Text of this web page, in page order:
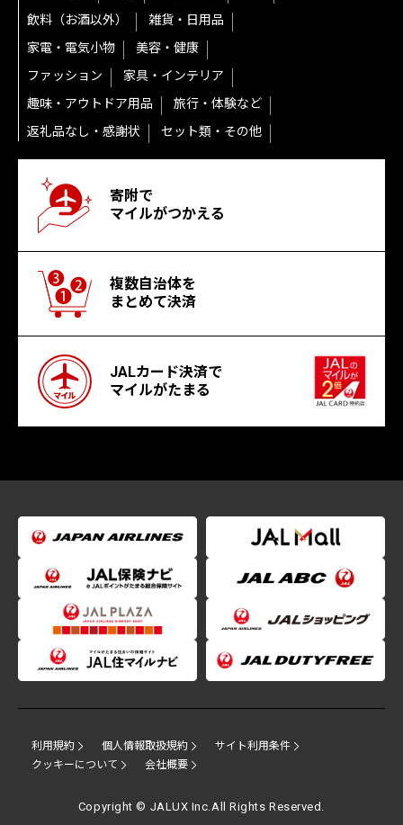
飲料（お酒以外）
雑貨・日用品
家電・電気小物
美容・健康
ファッション
家具・インテリア
趣味・アウトドア用品
旅行・体験など
返礼品なし・感謝状
セット類・その他
寄附で
マイルがつかえる
複数自治体を
まとめて決済
JALカード決済で
マイルがたまる
利用規約 個人情報取扱規約
サイト利用条件
クッキーについて
会社概要
Copyright © JALUX Inc.All Rights Reserved.